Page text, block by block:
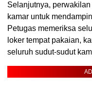
Selanjutnya,
kamar untuk
Petugas memeriksa
loker tempat pakaian,
seluruh sudut-sudut